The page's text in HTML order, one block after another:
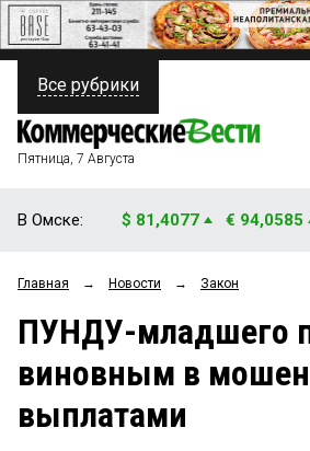
ПОЛИТИКА
ФИНАНСЫ
ОБЩЕСТВО
ЗАКОН
Все рубрики
Пятница, 7 Августа
В Омске: $ 81,4077 € 94,0585
Главная → Новости → Закон
ПУНДУ-младшего
виновным в
выплатами